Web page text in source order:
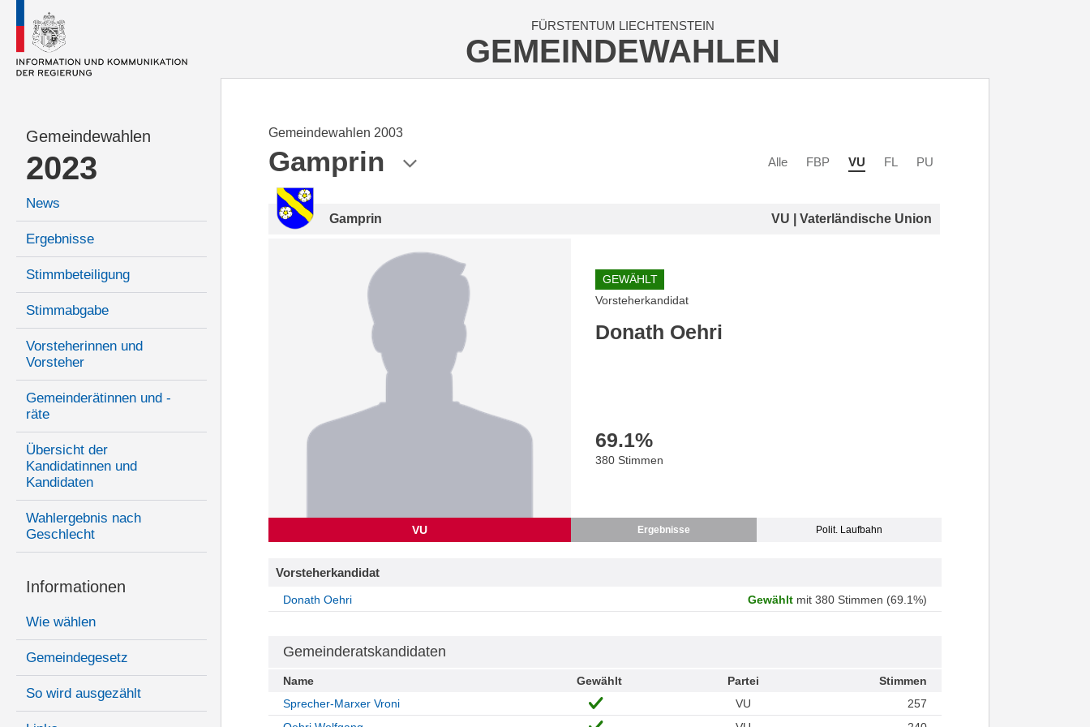
FÜRSTENTUM LIECHTENSTEIN
GEMEINDEWAHLEN
Gemeindewahlen
2023
News
Ergebnisse
Stimmbeteiligung
Stimmabgabe
Vorsteherinnen und
Vorsteher
Gemeinderätinnen und -
räte
Übersicht der
Kandidatinnen und
Kandidaten
Wahlergebnis nach
Geschlecht
Informationen
Wie wählen
Gemeindegesetz
So wird ausgezählt
Gemeindewahlen 2003
Gamprin Alle FBP VU FL PU
Gamprin VU | Vaterländische Union
VU
GEWÄHLT
Vorsteherkandidat
Donath Oehri
69.1%
380 Stimmen
Ergebnisse Polit. Laufbahn
Vorsteherkandidat
Donath Oehri Gewähltmit 380 Stimmen (69.1%)
Gemeinderatskandidaten
Name Gewählt Partei
Stimmen
Sprecher-Marxer Vroni
VU
257